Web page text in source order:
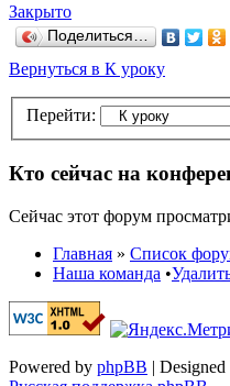
Закрыто
Поделиться…
Вернуться в К уроку
Перейти:
Кто сейчас на
Сейчас этот форум
Главная » Список
Наша команда •
Powered by phpBB |